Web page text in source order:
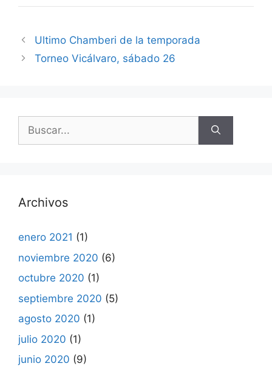
Ultimo Chamberi de la temporada
Torneo Vicálvaro, sábado 26
Buscar:
Archivos
enero 2021 (1)
noviembre 2020 (6)
octubre 2020 (1)
septiembre 2020 (5)
agosto 2020 (1)
julio 2020 (1)
junio 2020 (9)